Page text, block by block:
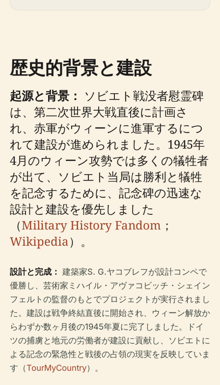
歴史的背景と建設
起源と背景： ソビエト戦没者慰霊碑
は、第二次世界大戦直後に計画さ
れ、赤軍がウィーンに進軍するにつ
れて建設が進められました。1945年
4月のウィーン攻勢では多くの犠牲者
が出て、ソビエト当局は勝利と犠牲
を記念するために、記念碑の迅速な
設計と建設を優先しました
（Military History Fandom ；
Wikipedia）。
設計と完成： 建築家S. G.ヤコブレフが設計コンペで
優勝し、芸術家ミハイル・アヴァコビッチ・シェイン
フェルトの監督のもとでプロジェクトが実行されまし
た。建設は戦争終結直後に開始され、ウィーン解放か
らわずか数ヶ月後の1945年夏に完了しました。ドイ
ツの捕虜と地元の労働者が建設に貢献し、ソビエトに
よる記念の緊急性と戦後の占領の現実を反映していま
す（TourMyCountry）。